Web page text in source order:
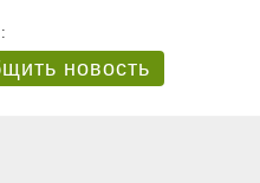
новость